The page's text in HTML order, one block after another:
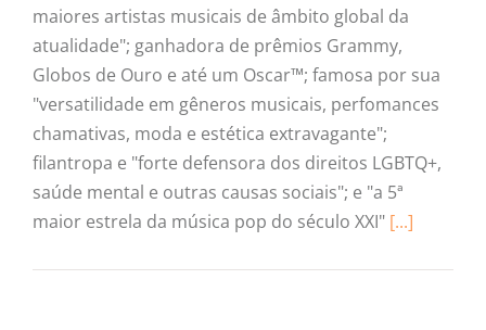
maiores artistas musicais de âmbito global da
atualidade"; ganhadora de prêmios Grammy,
Globos de Ouro e até um Oscar™; famosa por sua
"versatilidade em gêneros musicais, perfomances
chamativas, moda e estética extravagante";
filantropa e "forte defensora dos direitos LGBTQ+,
saúde mental e outras causas sociais"; e "a 5ª
maior estrela da música pop do século XXI" [...]